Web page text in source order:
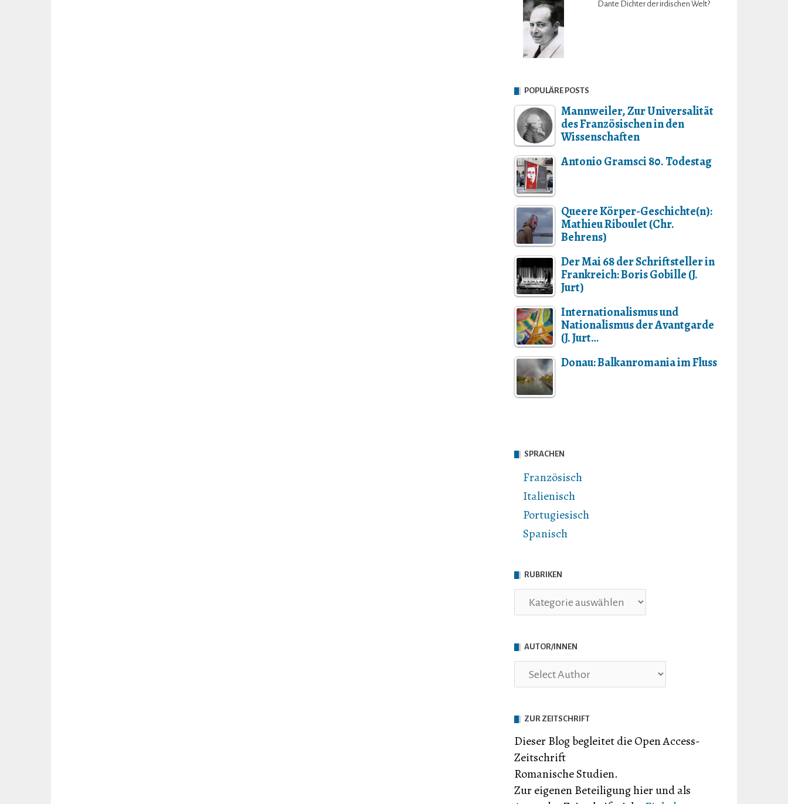
Dante Dichter der irdischen Welt?
POPULÄRE POSTS
Mannweiler, Zur Universalität
des Französischen in den
Wissenschaften
Antonio Gramsci 80. Todestag
Queere Körper-Geschichte(n):
Mathieu Riboulet (Chr.
Behrens)
Der Mai 68 der Schriftsteller in
Frankreich: Boris Gobille (J.
Jurt)
Internationalismus und
Nationalismus der Avantgarde
(J. Jurt…
Donau: Balkanromania im Fluss
SPRACHEN
Französisch
Italienisch
Portugiesisch
Spanisch
RUBRIKEN
Rubriken
AUTOR/INNEN
ZUR ZEITSCHRIFT
Dieser Blog begleitet die Open Access-
Zeitschrift
Romanische Studien.
Zur eigenen Beteiligung hier und als